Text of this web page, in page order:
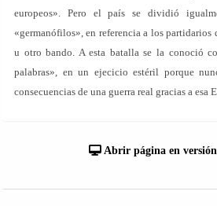
europeos». Pero el país se dividió
«germanófilos», en referencia a los
u otro bando. A esta batalla se la conoció
palabras», en un ejecicio estéril porque
consecuencias de una guerra real gracias a esa
Abrir página en